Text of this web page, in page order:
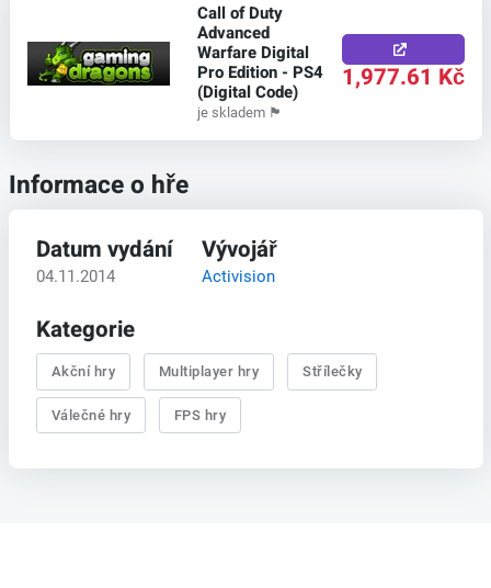
Call of Duty
Advanced
Warfare Digital
Pro Edition - PS4
(Digital Code)
je skladem 🏴
1,977.61 Kč
Informace o hře
Datum vydání
04.11.2014
Vývojář
Activision
Kategorie
Akční hry Multiplayer hry Střílečky
Válečné hry FPS hry